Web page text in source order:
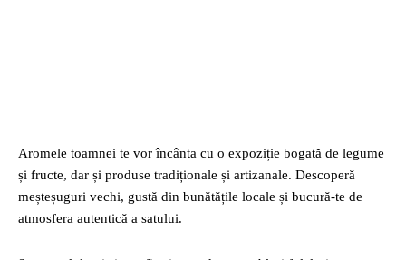
Aromele toamnei te vor încânta cu o expoziție bogată de legume
și fructe, dar și produse tradiționale și artizanale. Descoperă
meșteșuguri vechi, gustă din bunătățile locale și bucură-te de
atmosfera autentică a satului.